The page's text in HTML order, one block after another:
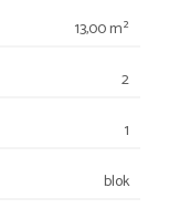
13,00 m²
2
1
blok